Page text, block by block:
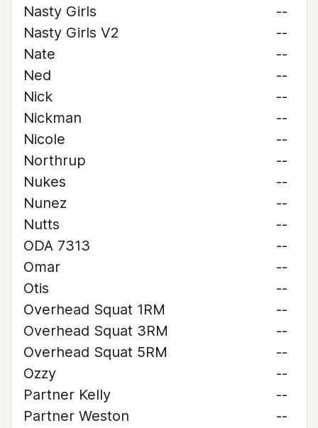
Nasty Girls
--
Nasty Girls V2
--
Nate
--
Ned
--
Nick
--
Nickman
--
Nicole
--
Northrup
--
Nukes
--
Nunez
--
Nutts
--
ODA 7313
--
Omar
--
Otis
--
Overhead Squat 1RM
--
Overhead Squat 3RM
--
Overhead Squat 5RM
--
Ozzy
--
Partner Kelly
--
Partner Weston
--